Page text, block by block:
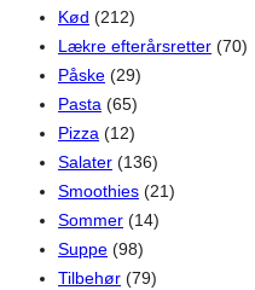
Kød (212)
Lækre efterårsretter (70)
Påske (29)
Pasta (65)
Pizza (12)
Salater (136)
Smoothies (21)
Sommer (14)
Suppe (98)
Tilbehør (79)